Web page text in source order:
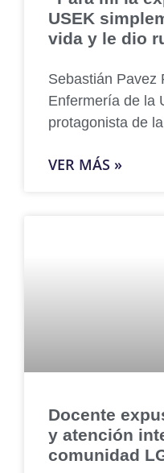
USEK
vida y le dio
Sebastián Pavez
Enfermería de la
protagonista de la
VER MÁS »
Docente
y atención
comunidad